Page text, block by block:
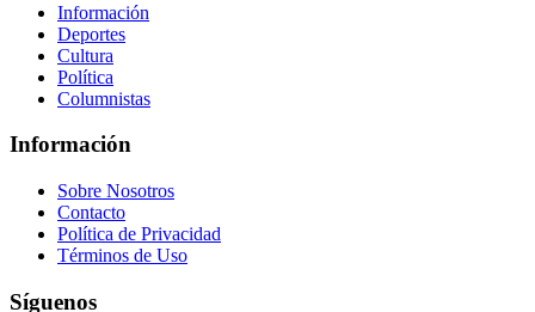
Información
Deportes
Cultura
Política
Columnistas
Información
Sobre Nosotros
Contacto
Política de Privacidad
Términos de Uso
Síguenos